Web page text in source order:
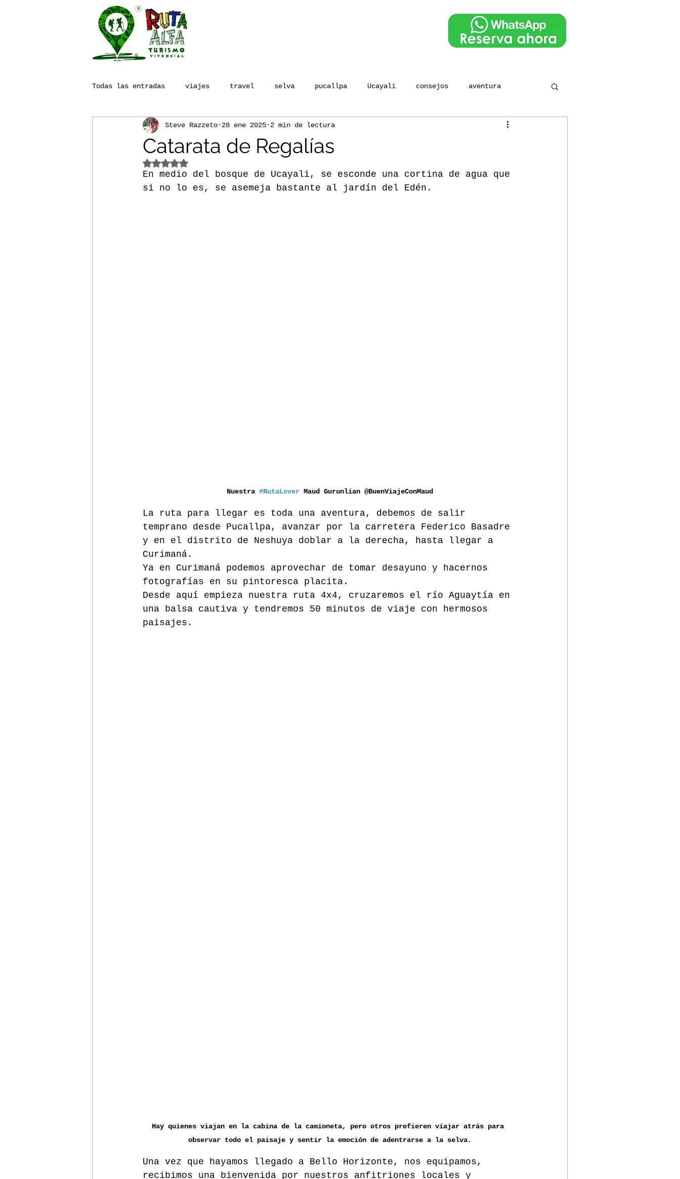
Todas las entradas viajes travel selva pucallpa Ucayali consejos aventura
vivencial Seguridad Tours destacados Turismo Sostenible
Catarata de Regalías
Steve Razzeto 28 ene 2025 2 min de lectura
Obtuvo NaN de 5 estrellas.
En medio del bosque de Ucayali, se esconde una cortina de agua que
si no lo es, se asemeja bastante al jardín del Edén.
Nuestra #RutaLover Maud Gurunlian @BuenViajeConMaud
La ruta para llegar es toda una aventura, debemos de salir
temprano desde Pucallpa, avanzar por la carretera Federico Basadre
y en el distrito de Neshuya doblar a la derecha, hasta llegar a
Curimaná.
Ya en Curimaná podemos aprovechar de tomar desayuno y hacernos
fotografías en su pintoresca placita.
Desde aquí empieza nuestra ruta 4x4, cruzaremos el río Aguaytía en
una balsa cautiva y tendremos 50 minutos de viaje con hermosos
paisajes.
Hay quienes viajan en la cabina de la camioneta, pero otros prefieren viajar atrás para
observar todo el paisaje y sentir la emoción de adentrarse a la selva.
Una vez que hayamos llegado a Bello Horizonte, nos equipamos,
recibimos una bienvenida por nuestros anfitriones locales y